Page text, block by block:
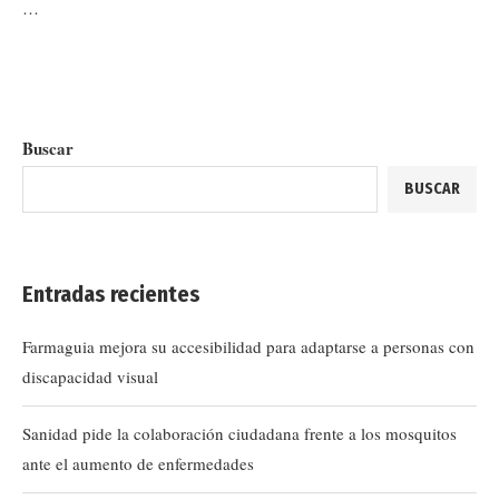
…
Buscar
BUSCAR
Entradas recientes
Farmaguia mejora su accesibilidad para adaptarse a personas con
discapacidad visual
Sanidad pide la colaboración ciudadana frente a los mosquitos
ante el aumento de enfermedades